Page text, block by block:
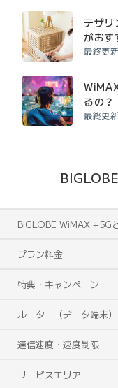
テザリ
がおす
最終更
るの？
最終更
BIGLOBE WiMAX +5G
プラン料金
特典・キャンペーン
ルーター（データ端末）
通信速度・速度制限
サービスエリア